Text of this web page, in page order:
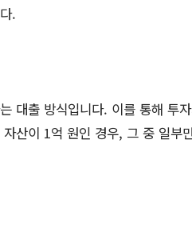
.
대출 방식입니다. 이를 통해 투
산이 1억 원인 경우, 그 중 일부